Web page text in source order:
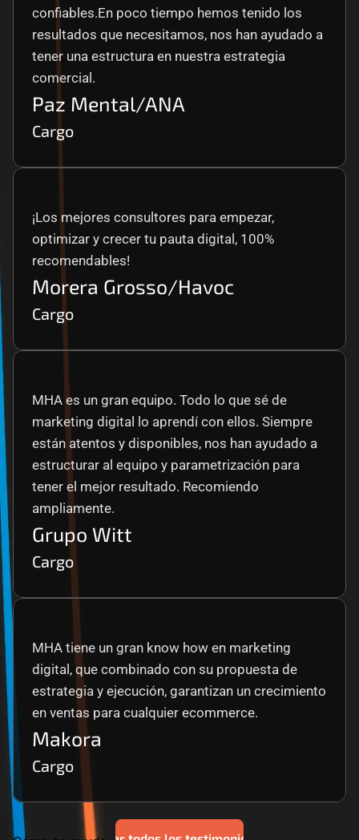
confiables.En poco tiempo hemos tenido los
resultados que necesitamos, nos han ayudado a
tener una estructura en nuestra estrategia
comercial.
Paz Mental/ANA
Cargo
¡Los mejores consultores para empezar,
optimizar y crecer tu pauta digital, 100%
recomendables!
Morera Grosso/Havoc
Cargo
MHA es un gran equipo. Todo lo que sé de
marketing digital lo aprendí con ellos. Siempre
están atentos y disponibles, nos han ayudado a
estructurar al equipo y parametrización para
tener el mejor resultado. Recomiendo
ampliamente.
Grupo Witt
Cargo
MHA tiene un gran know how en marketing
digital, que combinado con su propuesta de
estrategia y ejecución, garantizan un crecimiento
en ventas para cualquier ecommerce.
Makora
Cargo